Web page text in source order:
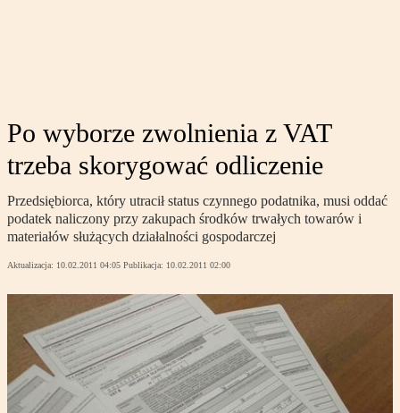
Po wyborze zwolnienia z VAT
trzeba skorygować odliczenie
Przedsiębiorca, który utracił status czynnego podatnika, musi oddać
podatek naliczony przy zakupach środków trwałych towarów i
materiałów służących działalności gospodarczej
Aktualizacja: 10.02.2011 04:05 Publikacja: 10.02.2011 02:00